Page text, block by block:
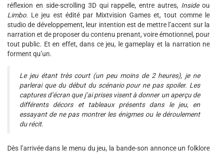
réflexion en side-scrolling 3D qui rappelle, entre autres, Insideou
Limbo. Le jeu est édité par Mixtvision Games et, tout comme le
studio de développement, leur intention est de mettre l’accent sur la
narration et de proposer du contenu prenant, voire émotionnel, pour
tout public. Et en effet, dans ce jeu, le gameplay et la narration ne
forment qu’un.
Le jeu étant très court (un peu moins de 2 heures), je ne
parlerai que du début du scénario pour ne pas spoiler. Les
captures d’écran que j’ai prises visent à donner un aperçu de
différents décors et tableaux présents dans le jeu, en
essayant de ne pas montrer les énigmes ou le déroulement
du récit.
Dès l’arrivée dans le menu du jeu, la bande-son annonce un folklore